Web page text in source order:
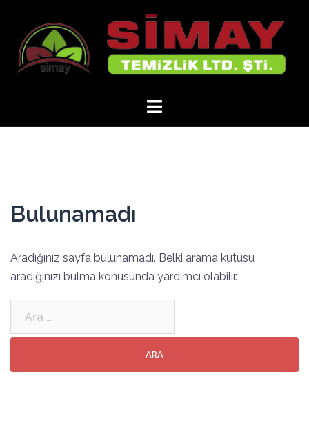
Bulunamadı
Aradığınız sayfa bulunamadı. Belki arama kutusu
aradığınızı bulma konusunda yardımcı olabilir.